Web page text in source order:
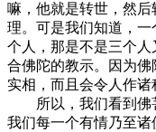
嘛，他就是转世，然
理。可是我们知道，
个人，那是不是三个
合佛陀的教示。因为
实相，而且会令人作诸
所以，我们看到佛菩
我们每一个有情乃至